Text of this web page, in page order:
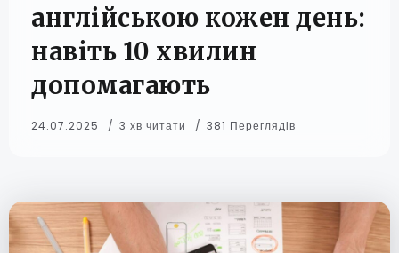
англійською кожен день:
навіть 10 хвилин
допомагають
24.07.2025 3 хв читати 381 Переглядів